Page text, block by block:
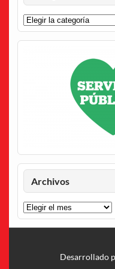
Categorías
Archivos
Archivos
Desarrollado